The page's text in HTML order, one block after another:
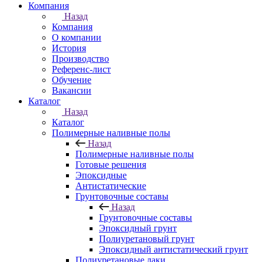
Компания
Назад
Компания
О компании
История
Производство
Референс-лист
Обучение
Вакансии
Каталог
Назад
Каталог
Полимерные наливные полы
Назад
Полимерные наливные полы
Готовые решения
Эпоксидные
Антистатические
Грунтовочные составы
Назад
Грунтовочные составы
Эпоксидный грунт
Полиуретановый грунт
Эпоксидный антистатический грунт
Полиуретановые лаки